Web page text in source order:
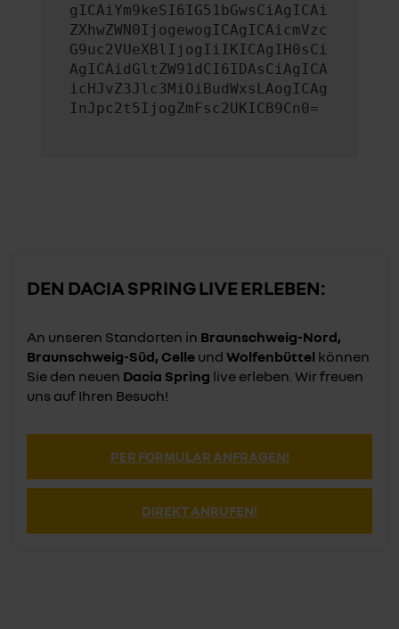
gICAiYm9keSI6IG51bGwsCiAgICAi
ZXhwZWN0IjogewogICAgICAicmVzc
G9uc2VUeXBlIjogIiIKICAgIH0sCi
AgICAidGltZW91dCI6IDAsCiAgICA
icHJvZ3Jlc3MiOiBudWxsLAogICAg
InJpc2t5IjogZmFsc2UKICB9Cn0=
DEN DACIA SPRING LIVE ERLEBEN:
An unseren Standorten in Braunschweig-Nord,
Braunschweig-Süd, Celle und Wolfenbüttel können
Sie den neuen Dacia Spring live erleben. Wir freuen
uns auf Ihren Besuch!
PER FORMULAR ANFRAGEN!
DIREKT ANRUFEN!